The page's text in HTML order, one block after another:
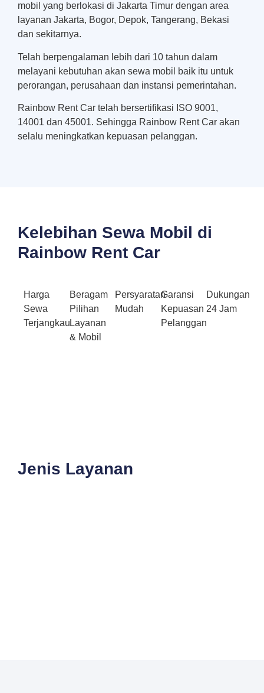
mobil yang berlokasi di Jakarta Timur dengan area
layanan Jakarta, Bogor, Depok, Tangerang, Bekasi
dan sekitarnya.
Telah berpengalaman lebih dari 10 tahun dalam
melayani kebutuhan akan sewa mobil baik itu untuk
perorangan, perusahaan dan instansi pemerintahan.
Rainbow Rent Car telah bersertifikasi ISO 9001,
14001 dan 45001. Sehingga Rainbow Rent Car akan
selalu meningkatkan kepuasan pelanggan.
Kelebihan Sewa Mobil di
Rainbow Rent Car
Harga
Sewa
Terjangkau
Beragam
Pilihan
Layanan
& Mobil
Persyaratan
Mudah
Garansi
Kepuasan
Pelanggan
Dukungan
24 Jam
Jenis Layanan